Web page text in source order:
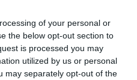
of your personal or
the below opt-out section to
is processed you may
utilized by us or personal
may separately opt-out of the